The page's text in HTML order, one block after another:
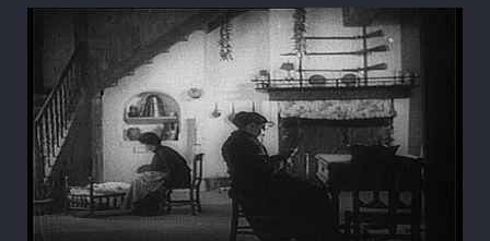
Ap'rili(1962)
La fundición
(1964)
Giorgobistve (1967)
viejas canciones georgianas(1969)
Ikho shashvi mgalobeli (1970)
Pastorali
(1976)
Sept pièces pour cinéma noir et blanc / Lettre d'un cinéaste
(1982)
Euzkadi été 1982
(1983)
Les favoris de la lune( (1984)